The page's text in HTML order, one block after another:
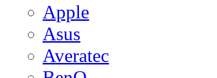
Apple
Asus
Averatec